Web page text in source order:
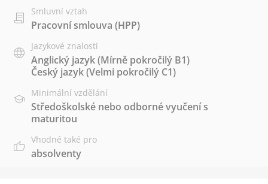
Smluvní vztah
Pracovní smlouva (HPP)
Jazykové znalosti
Anglický jazyk(Mírně pokročilý B1)
Český jazyk(Velmi pokročilý C1)
Minimální vzdělání
Středoškolské nebo odborné vyučení s
maturitou
Vhodné také pro
absolventy